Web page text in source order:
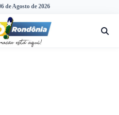
de Agosto de 2026